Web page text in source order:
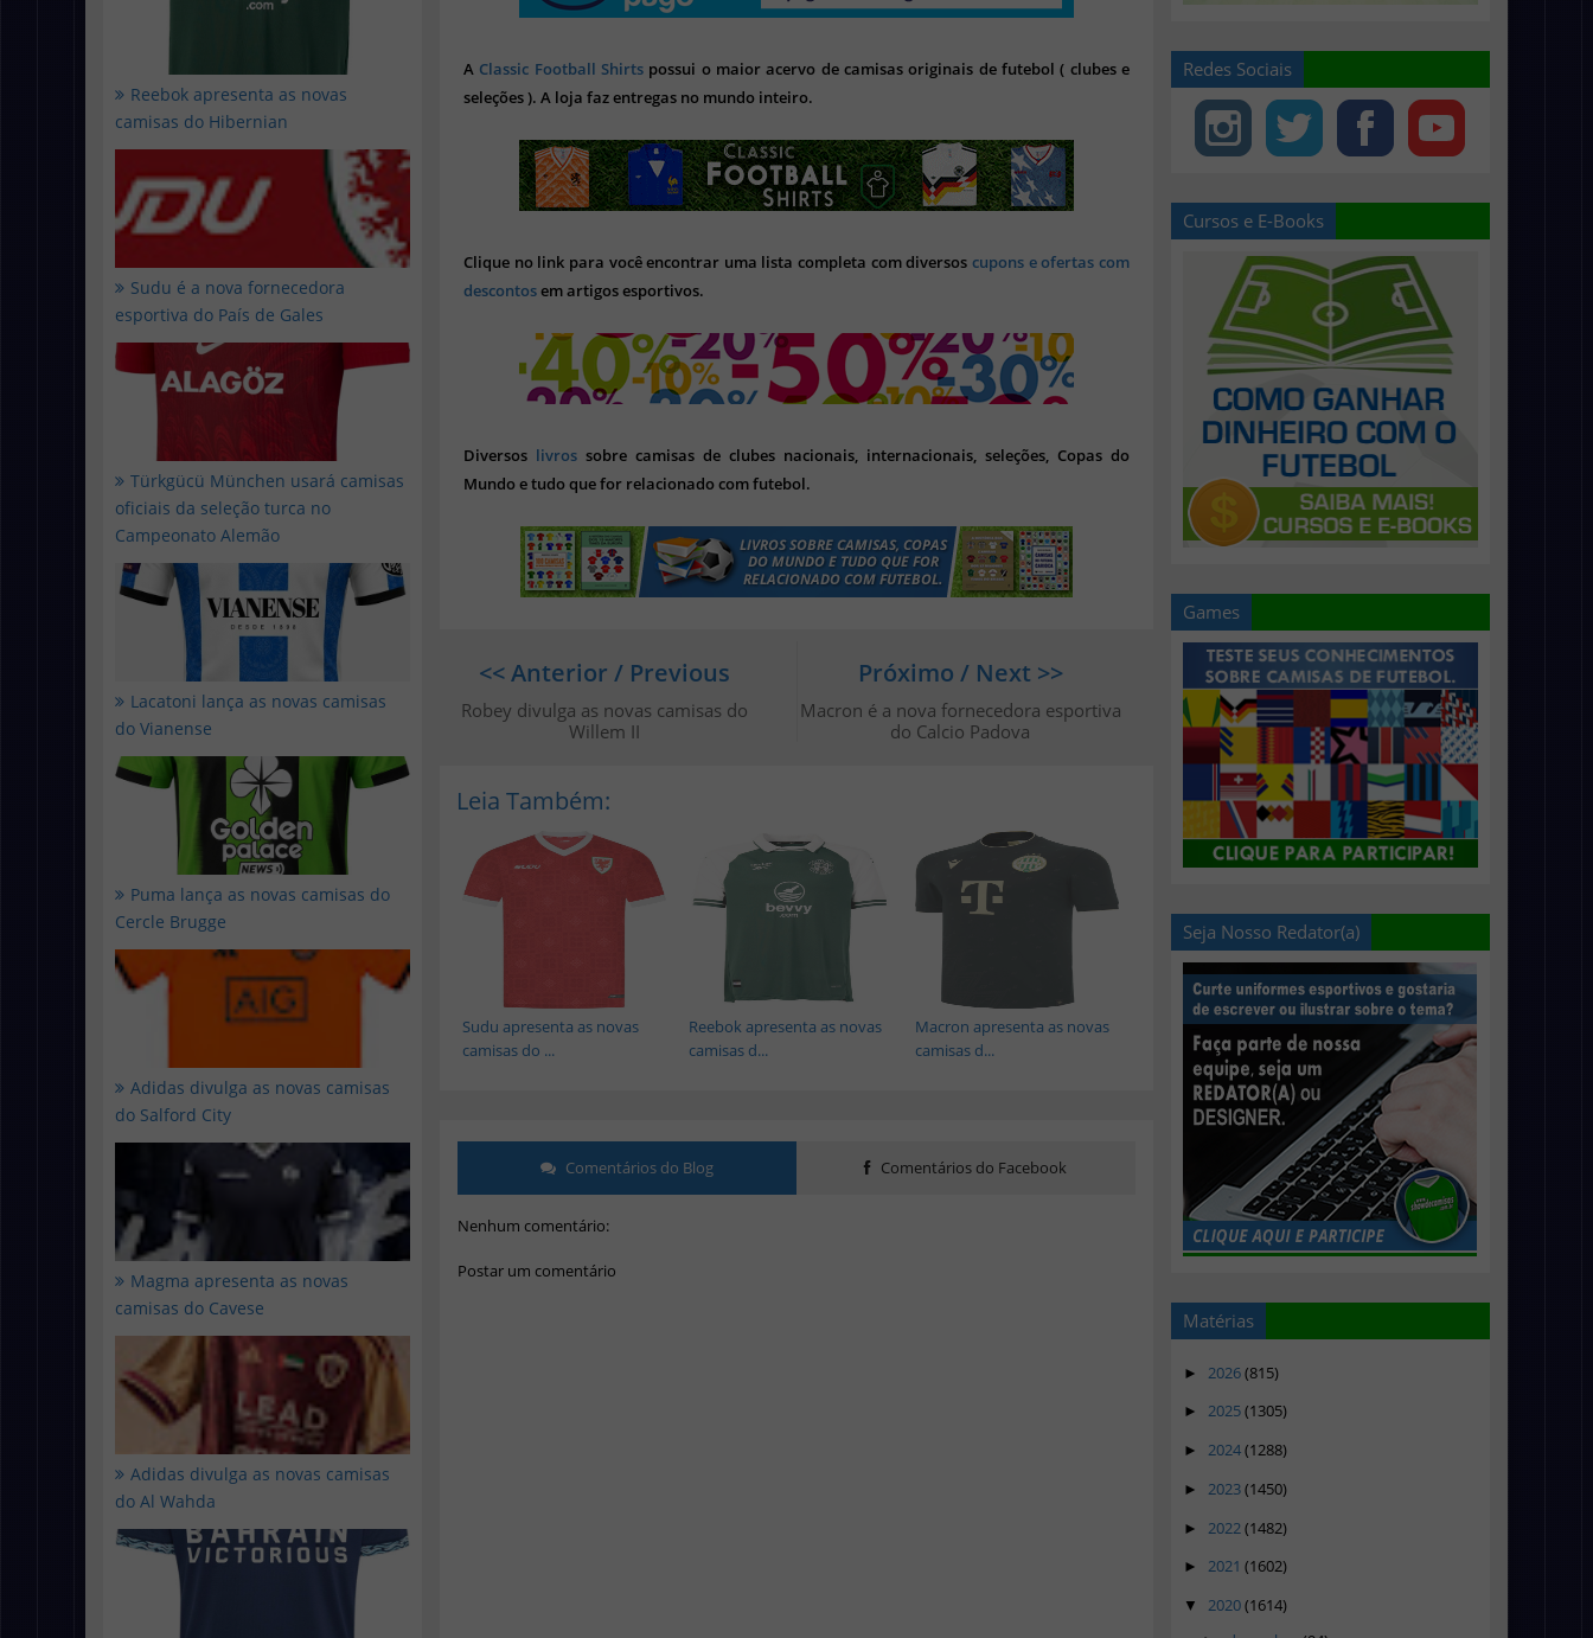
Reebok apresenta as novas
camisas do Hibernian
Sudu é a nova fornecedora
esportiva do País de Gales
Türkgücü München usará camisas
oficiais da seleção turca no
Campeonato Alemão
Lacatoni lança as novas camisas
do Vianense
Puma lança as novas camisas do
Cercle Brugge
Adidas divulga as novas camisas
do Salford City
Magma apresenta as novas
camisas do Cavese
Adidas divulga as novas camisas
do Al Wahda
A Classic Football Shirts possui o maior acervo de camisas originais de futebol ( clubes e
seleções ). A loja faz entregas no mundo inteiro.
Clique no link para você encontrar uma lista completa com diversoscupons e ofertas com
descontosem artigos esportivos.
Diversos livros sobre camisas de clubes nacionais, internacionais, seleções, Copas do
Mundo e tudo que for relacionado com futebol.
Próximo / Next >>
Macron é a nova fornecedora esportiva
do Calcio Padova
<< Anterior / Previous
Robey divulga as novas camisas do
Willem II
Leia Também:
Macron apresenta as novas
camisas d...
Reebok apresenta as novas
camisas d...
Sudu apresenta as novas
camisas do ...
Comentários do Blog Comentários do Facebook
Nenhum comentário:
Postar um comentário
Redes Sociais
Cursos e E-Books
Games
Seja Nosso Redator(a)
Matérias
► 2026(815)
► 2025(1305)
► 2024(1288)
► 2023(1450)
► 2022(1482)
► 2021 (1602)
▼ 2020(1614)